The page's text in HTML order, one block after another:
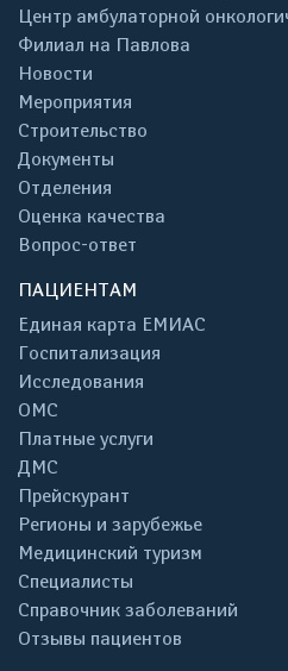
Центр амбулаторной
Филиал на Павлова
Новости
Мероприятия
Строительство
Документы
Отделения
Оценка качества
Вопрос-ответ
ПАЦИЕНТАМ
Единая карта ЕМИАС
Госпитализация
Исследования
ОМС
Платные услуги
ДМС
Прейскурант
Регионы и зарубежье
Медицинский туризм
Специалисты
Справочник заболеваний
Отзывы пациентов